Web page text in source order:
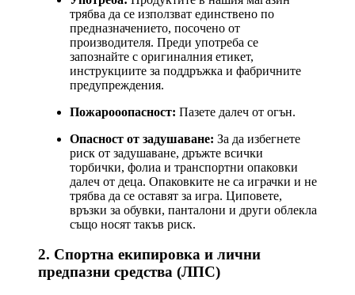
трябва да се използват единствено по
предназначението, посочено от
производителя. Преди употреба се
запознайте с оригиналния етикет,
инструкциите за поддръжка и фабричните
предупреждения.
Пожарооопасност: Пазете далеч от огън.
Опасност от задушаване: За да избегнете
риск от задушаване, дръжте всички
торбички, фолиа и транспортни опаковки
далеч от деца. Опаковките не са играчки и не
трябва да се оставят за игра. Циповете,
връзки за обувки, панталони и други облекла
също носят такъв риск.
2. Спортна екипировка и лични
предпазни средства (ЛПС)